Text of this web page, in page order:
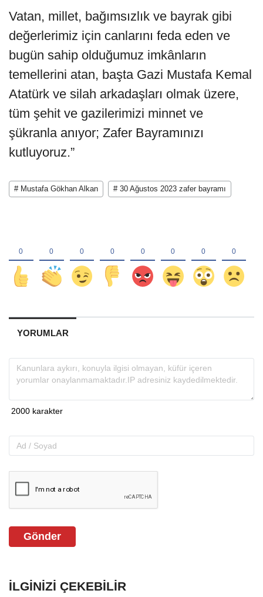
Vatan, millet, bağımsızlık ve bayrak gibi
değerlerimiz için canlarını feda eden ve
bugün sahip olduğumuz imkânların
temellerini atan, başta Gazi Mustafa Kemal
Atatürk ve silah arkadaşları olmak üzere,
tüm şehit ve gazilerimizi minnet ve
şükranla anıyor; Zafer Bayramınızı
kutluyoruz.”
# Mustafa Gökhan Alkan # 30 Ağustos 2023 zafer bayramı
YORUMLAR
Gönder
İLGINIZI ÇEKEBILIR